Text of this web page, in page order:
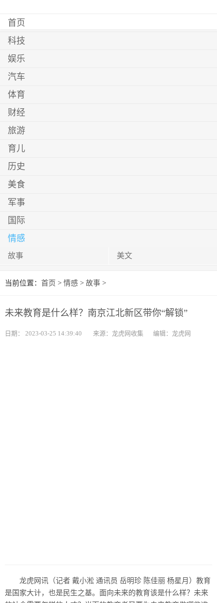
首页
科技
娱乐
汽车
体育
财经
旅游
育儿
历史
美食
军事
国际
情感
故事 美文
当前位置： 首页 > 情感 > 故事 >
未来教育是什么样？南京江北新区带你“解锁”
日期： 2023-03-25 14:39:40 来源：龙虎网收集 编辑：龙虎网
龙虎网讯（记者 戴小淞 通讯员 岳明珍 陈佳丽 杨星月）教育
是国家大计，也是民生之基。面向未来的教育该是什么样？未来